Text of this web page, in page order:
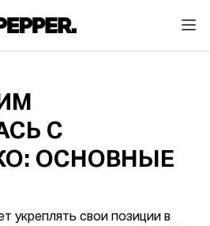
С
ОСНОВНЫЕ
укреплять свои позиции в